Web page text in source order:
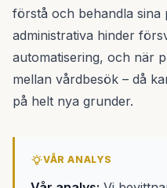
förstå och behandla sina
administrativa hinder
automatisering, och när
mellan vårdbesök – då
på helt nya grunder.
VÅR ANALYS